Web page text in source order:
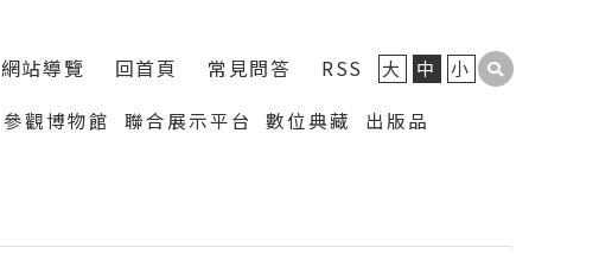
網站導覽 回首頁 常見問答 RSS 大 中 小
參觀博物館 聯合展示平台 數位典藏
出版品